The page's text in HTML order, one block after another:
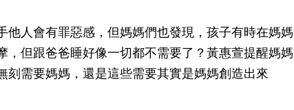
他人會有罪惡感，但媽媽們也發現，孩子有時在媽媽
，但跟爸爸睡好像一切都不需要了？黃惠萱提醒媽媽
刻需要媽媽，還是這些需要其實是媽媽創造出來